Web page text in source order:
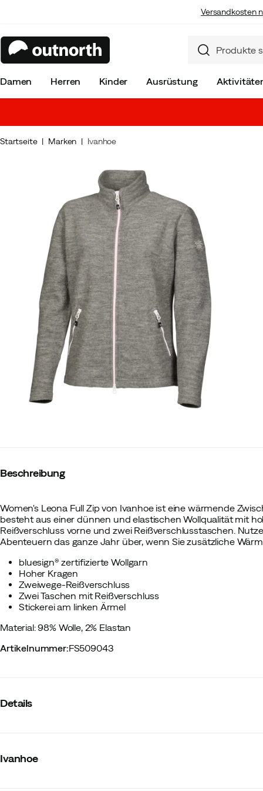
Versandkosten
Damen Herren Kinder Ausrüstung
Startseite Marken Ivanhoe
Beschreibung
Women's Leona Full Zip von Ivanhoe ist eine wärmende
besteht aus einer dünnen und elastischen Wollqualität mit
Reißverschluss vorne und zwei Reißverschlusstaschen.
Abenteuern das ganze Jahr über, wenn Sie zusätzliche
bluesign® zertifizierte Wollgarn
Hoher Kragen
Zweiwege-Reißverschluss
Zwei Taschen mit Reißverschluss
Stickerei am linken Ärmel
Material: 98% Wolle, 2% Elastan
Artikelnummer:FS509043
Details
Dehnbar:
Ivanhoe